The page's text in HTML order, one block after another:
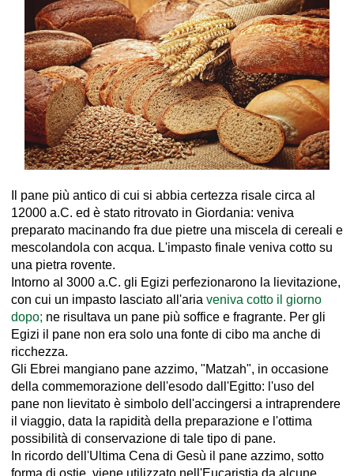
Il pane più antico di cui si abbia certezza risale circa al
12000 a.C. ed è stato ritrovato in Giordania: veniva
preparato macinando fra due pietre una miscela di cereali e
mescolandola con acqua. L'impasto finale veniva cotto su
una pietra rovente.
Intorno al 3000 a.C. gli Egizi perfezionarono la lievitazione,
con cui un impasto lasciato all'aria veniva cotto il giorno
dopo; ne risultava un pane più soffice e fragrante. Per gli
Egizi il pane non era solo una fonte di cibo ma anche di
ricchezza.
Gli Ebrei mangiano pane azzimo, "Matzah", in occasione
della commemorazione dell'esodo dall'Egitto: l'uso del
pane non lievitato è simbolo dell'accingersi a intraprendere
il viaggio, data la rapidità della preparazione e l'ottima
possibilità di conservazione di tale tipo di pane.
In ricordo dell'Ultima Cena di Gesù il pane azzimo, sotto
forma di ostie, viene utilizzato nell'Eucaristia da alcune